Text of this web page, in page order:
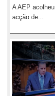
A AEP
acção de...